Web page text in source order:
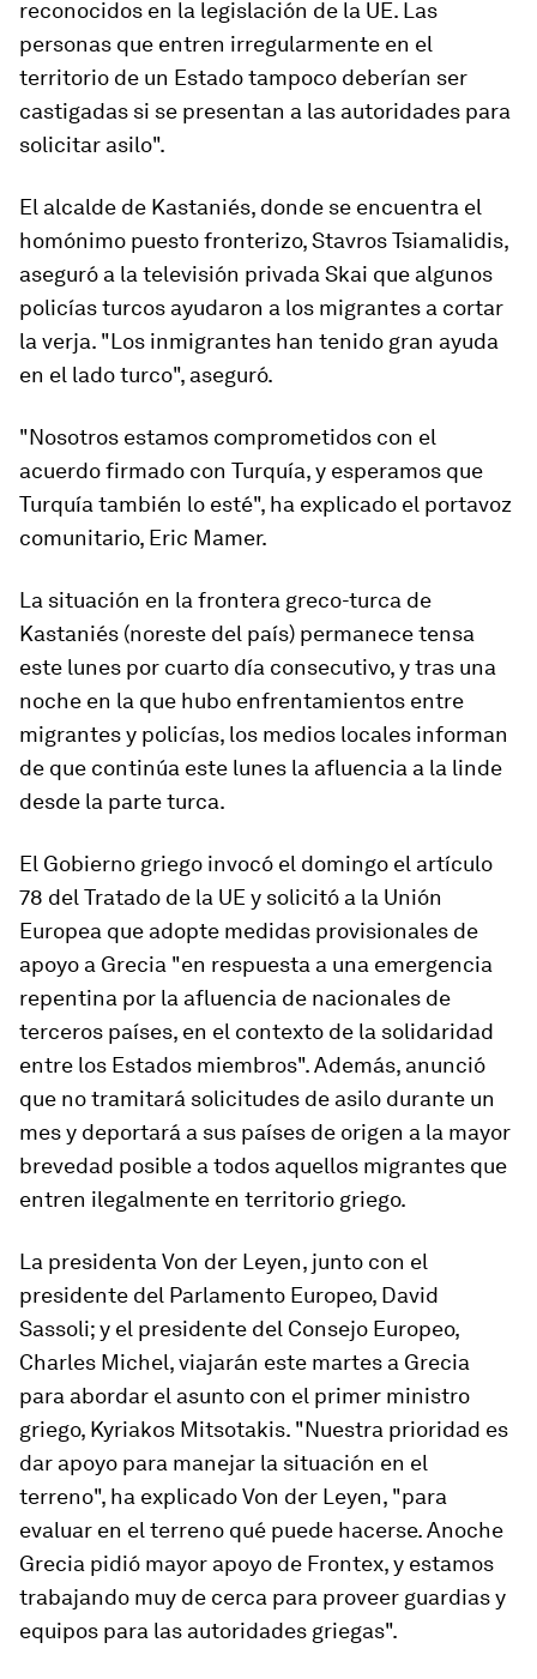
reconocidos en la legislación de la UE. Las
personas que entren irregularmente en el
territorio de un Estado tampoco deberían ser
castigadas si se presentan a las autoridades para
solicitar asilo".
El alcalde de Kastaniés, donde se encuentra el
homónimo puesto fronterizo, Stavros Tsiamalidis,
aseguró a la televisión privada Skai que algunos
policías turcos ayudaron a los migrantes a cortar
la verja. "Los inmigrantes han tenido gran ayuda
en el lado turco", aseguró.
"Nosotros estamos comprometidos con el
acuerdo firmado con Turquía, y esperamos que
Turquía también lo esté", ha explicado el portavoz
comunitario, Eric Mamer.
La situación en la frontera greco-turca de
Kastaniés (noreste del país) permanece tensa
este lunes por cuarto día consecutivo, y tras una
noche en la que hubo enfrentamientos entre
migrantes y policías, los medios locales informan
de que continúa este lunes la afluencia a la linde
desde la parte turca.
El Gobierno griego invocó el domingo el artículo
78 del Tratado de la UE y solicitó a la Unión
Europea que adopte medidas provisionales de
apoyo a Grecia "en respuesta a una emergencia
repentina por la afluencia de nacionales de
terceros países, en el contexto de la solidaridad
entre los Estados miembros". Además, anunció
que no tramitará solicitudes de asilo durante un
mes y deportará a sus países de origen a la mayor
brevedad posible a todos aquellos migrantes que
entren ilegalmente en territorio griego.
La presidenta Von der Leyen, junto con el
presidente del Parlamento Europeo, David
Sassoli; y el presidente del Consejo Europeo,
Charles Michel, viajarán este martes a Grecia
para abordar el asunto con el primer ministro
griego, Kyriakos Mitsotakis. "Nuestra prioridad es
dar apoyo para manejar la situación en el
terreno", ha explicado Von der Leyen, "para
evaluar en el terreno qué puede hacerse. Anoche
Grecia pidió mayor apoyo de Frontex, y estamos
trabajando muy de cerca para proveer guardias y
equipos para las autoridades griegas".